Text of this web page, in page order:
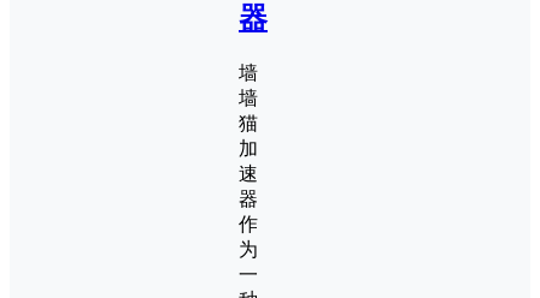
器
墙
墙
猫
加
速
器
作
为
一